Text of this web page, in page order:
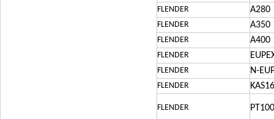
FLENDER A280
FLENDER A350
FLENDER A400
FLENDER
FLENDER N-
FLENDER
FLENDER